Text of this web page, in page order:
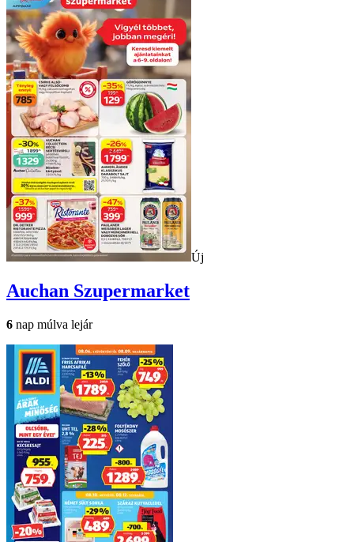
Új
Auchan Szupermarket
6 nap múlva lejár